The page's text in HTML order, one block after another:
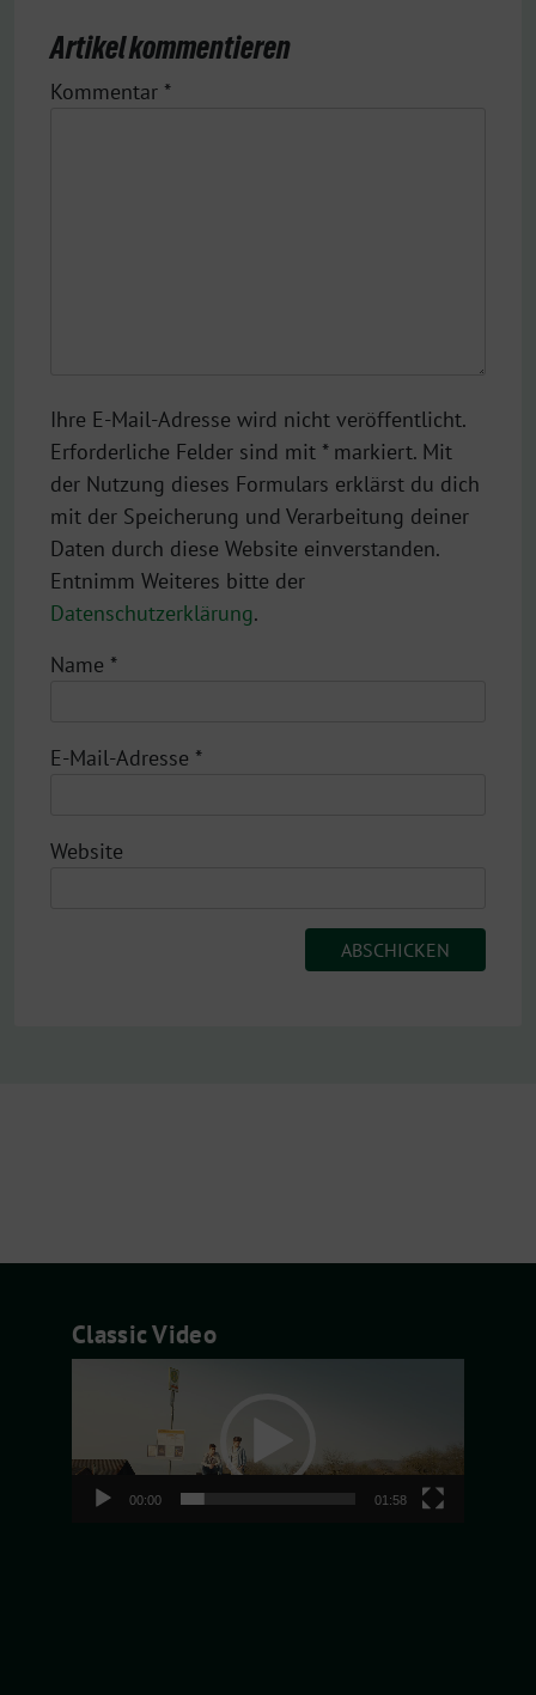
Artikel kommentieren
Kommentar *
Ihre E-Mail-Adresse wird nicht veröffentlicht.
Erforderliche Felder sind mit * markiert. Mit
der Nutzung dieses Formulars erklärst du dich
mit der Speicherung und Verarbeitung deiner
Daten durch diese Website einverstanden.
Entnimm Weiteres bitte der
Datenschutzerklärung.
Name *
E-Mail-Adresse *
Website
Classic Video
00:00 01:58